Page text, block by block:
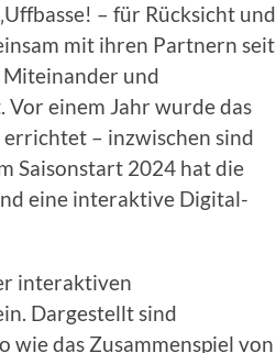
– für Rücksicht und
mit ihren Partnern seit
und
einem Jahr wurde das
– inzwischen sind
Saisonstart 2024 hat die
eine interaktive Digital-
interaktiven
Dargestellt sind
wie das Zusammenspiel von